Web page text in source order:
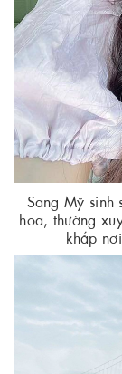
Sang Mỹ sinh
hoa, thường
khắp